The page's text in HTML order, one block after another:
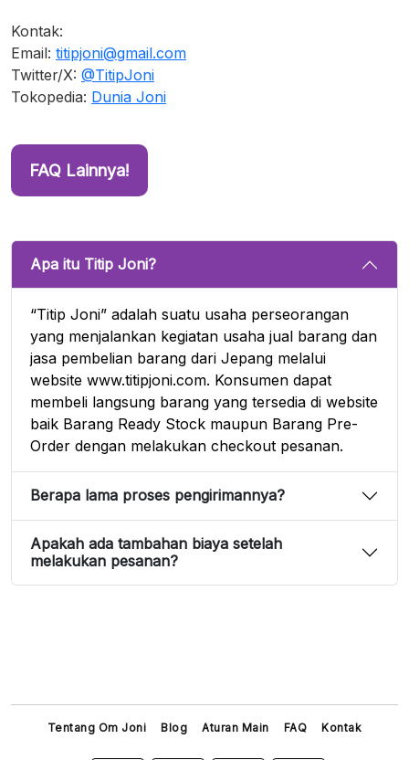
Kontak:
Email: titipjoni@gmail.com
Twitter/X: @TitipJoni
Tokopedia: Dunia Joni
FAQ Lainnya!
Apa itu Titip Joni?
“Titip Joni” adalah suatu usaha perseorangan
yang menjalankan kegiatan usaha jual barang dan
jasa pembelian barang dari Jepang melalui
website www.titipjoni.com. Konsumen dapat
membeli langsung barang yang tersedia di website
baik Barang Ready Stock maupun Barang Pre-
Order dengan melakukan checkout pesanan.
Berapa lama proses pengirimannya?
Apakah ada tambahan biaya setelah
melakukan pesanan?
Tentang Om Joni Blog Aturan Main FAQ Kontak